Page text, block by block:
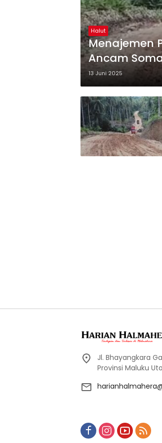
Halut
Menajemen
Ancam
13 Juni 2025
Jl. Bhayangkara
Provinsi Maluku